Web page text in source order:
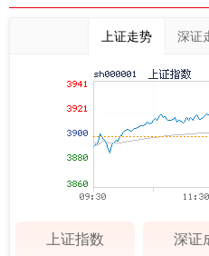
上证走势 深证
上证指数 深证